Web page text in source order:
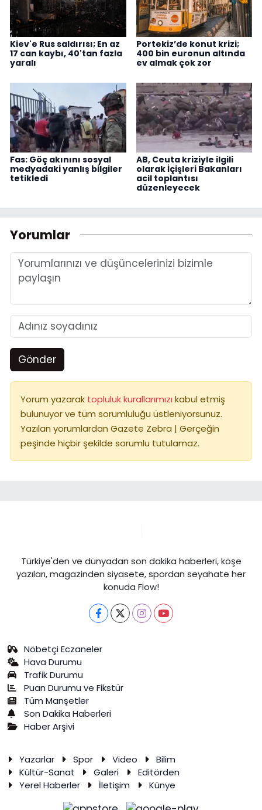
Kiev'e Rus saldırısı; En az
17 can kaybı, 40'tan fazla
yaralı
Portekiz’de konut krizi;
400 bin euronun altında
ev almak çok zor
Fas: Göç akınını sosyal
medyadaki yanlış bilgiler
tetikledi
AB, Ceuta kriziyle ilgili
olarak İçişleri Bakanları
acil toplantısı
düzenleyecek
Yorumlar
Gönder
Yorum yazarak topluluk kurallarımızı kabul etmiş
bulunuyor ve tüm sorumluluğu üstleniyorsunuz.
Yazılan yorumlardan Gazete Zebra | Gerçeğin
peşinde hiçbir şekilde sorumlu tutulamaz.
Türkiye'den ve dünyadan son dakika haberleri, köşe
yazıları, magazinden siyasete, spordan seyahate her
konuda Flow!
Nöbetçi Eczaneler
Hava Durumu
Trafik Durumu
Puan Durumu ve Fikstür
Tüm Manşetler
Son Dakika Haberleri
Haber Arşivi
Yazarlar Spor Video
Bilim
Kültür-Sanat
Galeri
Editörden
Yerel Haberler
İletişim Künye